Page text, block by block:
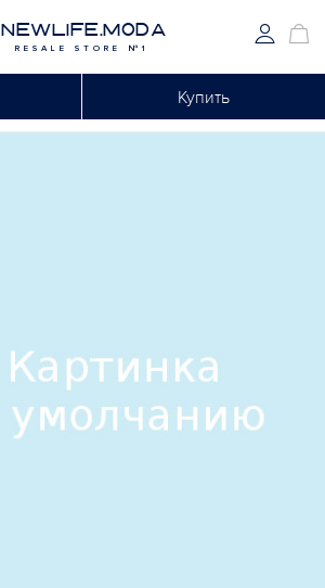
NEWLIFE.MODA
RESALE STORE №1
Купить